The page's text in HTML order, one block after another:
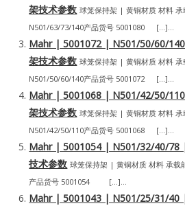
架技术参数 球笼保持架 | 黄铜材质 材料 承
N501/63/73/140产品货号 5001080 […]...
Mahr | 5001072 | N501/50/60/
架技术参数 球笼保持架 | 黄铜材质 材料 承
N501/50/60/140产品货号 5001072 […]...
Mahr | 5001068 | N501/42/50/
架技术参数 球笼保持架 | 黄铜材质 材料 承
N501/42/50/110产品货号 5001068 […]...
Mahr | 5001054 | N501/32/40/78
技术参数 球笼保持架 | 黄铜材质 材料 承载
产品货号 5001054 […]...
Mahr | 5001043 | N501/25/31/40